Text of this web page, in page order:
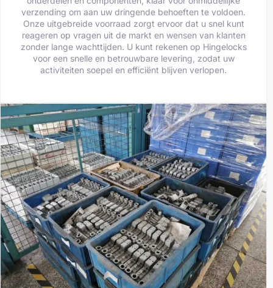
verzending om aan uw dringende behoeften te voldoen.
Onze uitgebreide voorraad zorgt ervoor dat u snel kunt
reageren op vragen uit de markt en wensen van klanten
zonder lange wachttijden. U kunt rekenen op Hingelocks
voor een snelle en betrouwbare levering, zodat uw
activiteiten soepel en efficiënt blijven verlopen.